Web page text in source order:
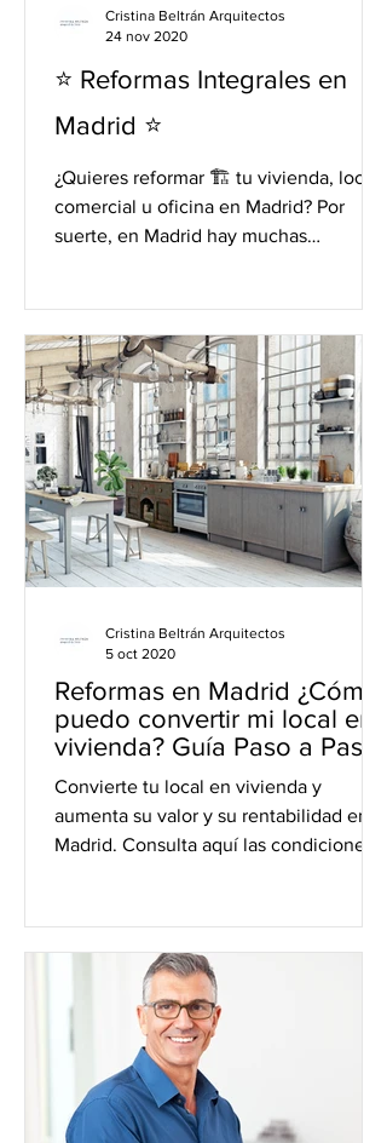
⭐️ Reformas Integrales en
Madrid ⭐️
¿Quieres reformar 🏗 tu vivienda, local
comercial u oficina en Madrid? Por
suerte, en Madrid hay muchas
Cristina Beltrán Arquitectos
24 nov 2020
Reformas en Madrid ¿Cómo
puedo convertir mi local en
vivienda? Guía Paso a Paso.
Convierte tu local en vivienda y
aumenta su valor y su rentabilidad en
Madrid. Consulta aquí las condiciones
Cristina Beltrán Arquitectos
5 oct 2020